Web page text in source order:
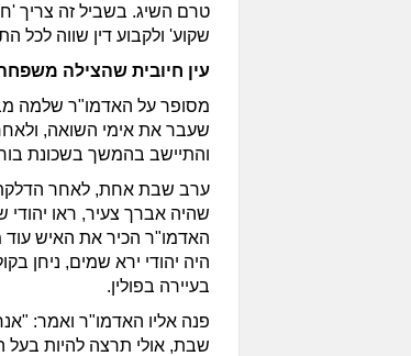
טרם השיג. בשביל זה צריך
שקוע' ולקבוע דין שווה לכל
עין חיובית שהצילה
מסופר על האדמו"ר שלמה
שעבר את אימי השואה,
והתיישב בהמשך בשכונת
ערב שבת אחת, לאחר הדלקת
שהיה אברך צעיר, ראו
האדמו"ר הכיר את האיש עוד
היה יהודי ירא שמים, ניחן
בעיירה בפולין.
פנה אליו האדמו"ר ואמר:
שבת, אולי תרצה להיות בעל